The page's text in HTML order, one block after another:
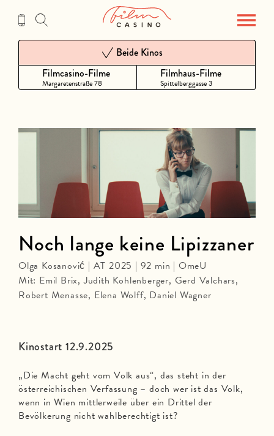
Inhalt
Filmcasino-Filme
Margaretenstraße 78
Beide Kinos
Filmhaus-Filme
Spittelberggasse 3
Kinostart 12.9.2025
„Die Macht geht vom Volk aus“, das steht in der
österreichischen Verfassung – doch wer ist das Volk,
wenn in Wien mittlerweile über ein Drittel der
Bevölkerung nicht wahlberechtigt ist?
Noch lange keine Lipizzaner
Olga Kosanović | AT 2025 | 92 min | OmeU
Mit: Emil Brix, Judith Kohlenberger, Gerd Valchars,
Robert Menasse, Elena Wolff, Daniel Wagner